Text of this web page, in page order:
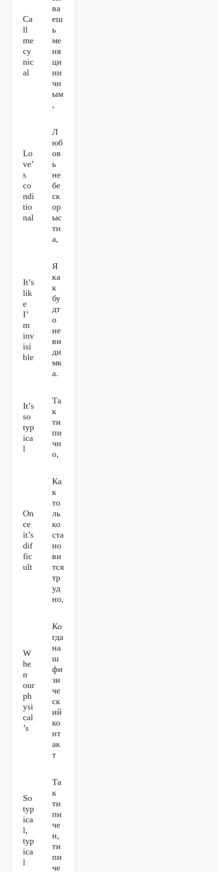
Ca
ll
me
cy
nic
al
ва
еш
ь
ме
ня
ци
ни
чн
ым
,
Lo
ve’
s
co
ndi
tio
nal
Л
юб
ов
ь
не
бе
ск
ор
ыс
тн
а,
It’s
lik
e
I’
m
inv
isi
ble
Я
ка
к
бу
дт
о
не
ви
ди
мк
а.
It’s
so
typ
ica
l
Та
к
ти
пи
чн
о,
On
ce
it’s
dif
fic
ult
Ка
к
то
ль
ко
ста
но
ви
тся
тр
уд
но,
W
he
n
our
ph
ysi
cal
’s
Ко
гда
на
ш
фи
зи
че
ск
ий
ко
нт
ак
т
So
typ
ica
l,
typ
ica
l
Та
к
ти
пи
че
н,
ти
пи
че